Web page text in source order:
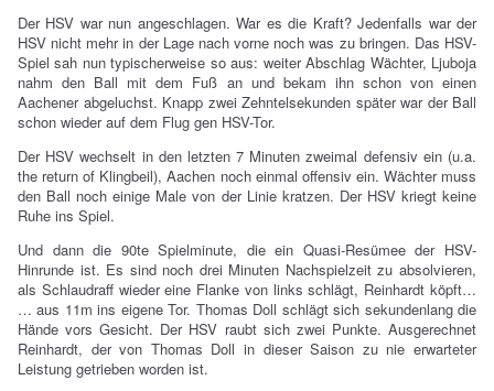
Der HSV war nun angeschlagen. War es die Kraft? Jedenfalls war der
HSV nicht mehr in der Lage nach vorne noch was zu bringen. Das HSV-
Spiel sah nun typischerweise so aus: weiter Abschlag Wächter, Ljuboja
nahm den Ball mit dem Fuß an und bekam ihn schon von einen
Aachener abgeluchst. Knapp zwei Zehntelsekunden später war der Ball
schon wieder auf dem Flug gen HSV-Tor.
Der HSV wechselt in den letzten 7 Minuten zweimal defensiv ein (u.a.
the return of Klingbeil), Aachen noch einmal offensiv ein. Wächter muss
den Ball noch einige Male von der Linie kratzen. Der HSV kriegt keine
Ruhe ins Spiel.
Und dann die 90te Spielminute, die ein Quasi-Resümee der HSV-
Hinrunde ist. Es sind noch drei Minuten Nachspielzeit zu absolvieren,
als Schlaudraff wieder eine Flanke von links schlägt, Reinhardt köpft…
… aus 11m ins eigene Tor. Thomas Doll schlägt sich sekundenlang die
Hände vors Gesicht. Der HSV raubt sich zwei Punkte. Ausgerechnet
Reinhardt, der von Thomas Doll in dieser Saison zu nie erwarteter
Leistung getrieben worden ist.